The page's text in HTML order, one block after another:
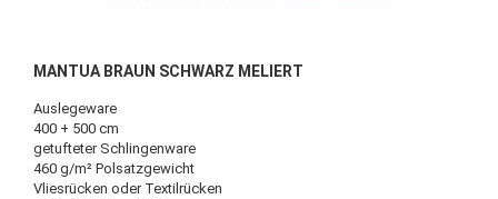
MANTUA BRAUN SCHWARZ MELIERT
Auslegeware
400 + 500 cm
getufteter Schlingenware
460 g/m² Polsatzgewicht
Vliesrücken oder Textilrücken